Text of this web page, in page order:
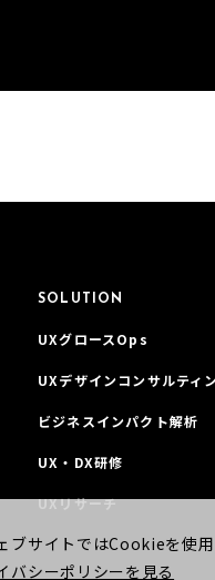
SOLUTION
UXグロースOps
UXデザインコンサルティ
ビジネスインパクト解析
UX・DX研修
UXリサーチ
ブサイトではCookieを使用
バシーポリシーを見る